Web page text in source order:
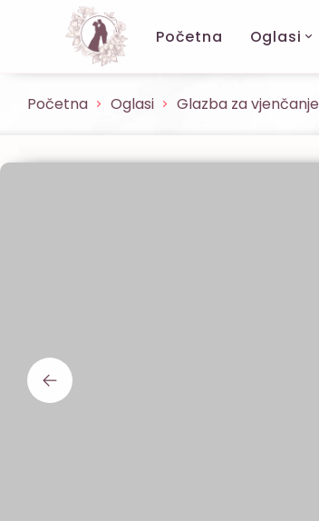
Početna Oglasi
Početna Oglasi Glazba za vjenčanje